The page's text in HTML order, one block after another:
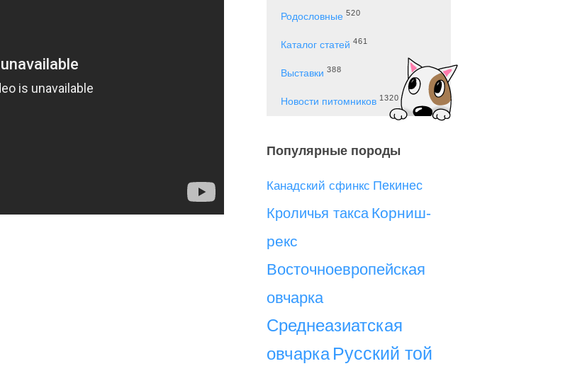
Родословные 520
Каталог статей 461
Выставки 388
Новости питомников 1320
Популярные породы
Канадский сфинкс Пекинес
Кроличья такса Корниш-
рекс
Восточноевропейская
овчарка
Среднеазиатская
овчарка Русский той